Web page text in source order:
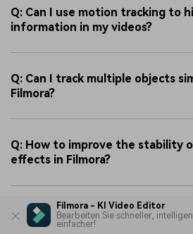
Filmora - KI Video Editor
Bearbeiten Sie schneller,
einfacher!
Q: Can I use motion tracking to
information in my videos?
Q: Can I track multiple objects
Filmora?
Q: How to improve the stability
effects in Filmora?
James Hogan